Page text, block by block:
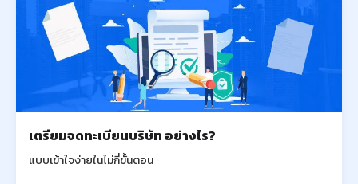
เตรียมจดทะเบียนบริษัท อย่างไร?
แบบเข้าใจง่ายในไม่กี่ขั้นตอน